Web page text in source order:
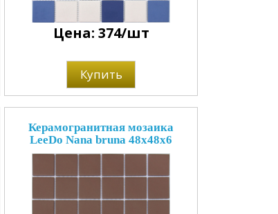
Цена: 374/шт
Купить
Керамогранитная мозаика
LeeDo Nana bruna 48x48x6